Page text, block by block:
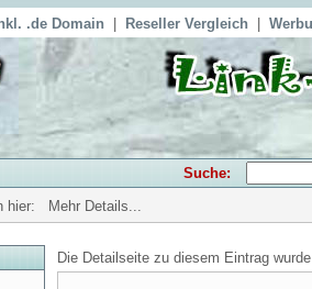
.de Domain Reseller Vergleich
Suche:
hier: Mehr Details...
Die Detailseite zu diesem Eintrag